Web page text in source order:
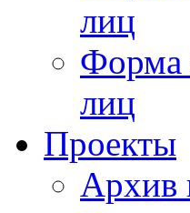
лиц
Форма
лиц
Проекты
Архив